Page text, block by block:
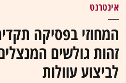
אינטרנט
המחוזי בפסיקה
זהות גולשים
לביצוע עוולות